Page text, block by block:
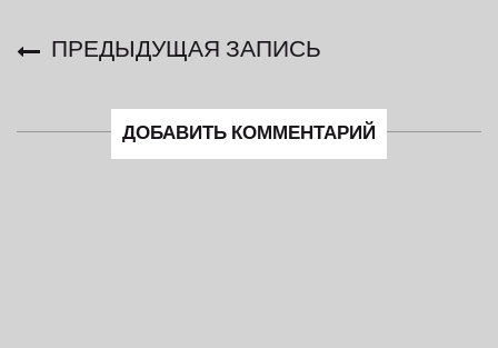
ПРЕДЫДУЩАЯ ЗАПИСЬ
ДОБАВИТЬ КОММЕНТАРИЙ